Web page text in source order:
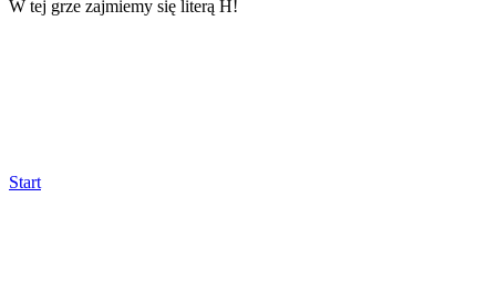
W tej grze zajmiemy się literą H!
Start